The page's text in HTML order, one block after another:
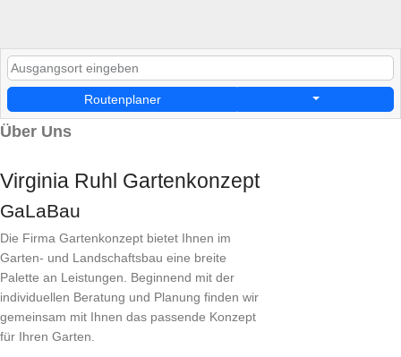
Routenplaner
Über Uns
Virginia Ruhl Gartenkonzept
GaLaBau
Die Firma Gartenkonzept bietet Ihnen im
Garten- und Landschaftsbau eine breite
Palette an Leistungen. Beginnend mit der
individuellen Beratung und Planung finden wir
gemeinsam mit Ihnen das passende Konzept
für Ihren Garten.